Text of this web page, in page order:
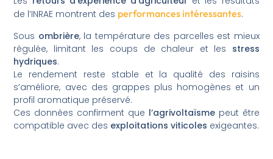
de l’INRAE montrent des performances intéressantes.
Sous ombrière, la température des parcelles est mieux
régulée, limitant les coups de chaleur et les stress
hydriques.
Le rendement reste stable et la qualité des raisins
s’améliore, avec des grappes plus homogènes et un
profil aromatique préservé.
Ces données confirment que l’agrivoltaïsmepeut être
compatible avec des exploitations viticoles exigeantes.